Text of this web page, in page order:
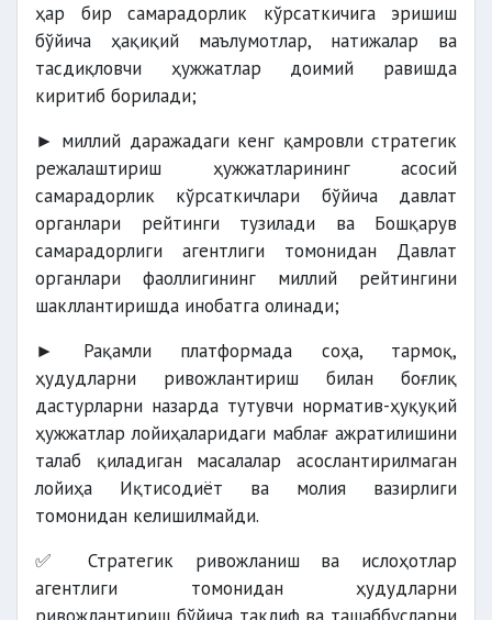
ҳар бир самарадорлик кўрсаткичига эришиш
бўйича ҳақиқий маълумотлар, натижалар ва
тасдиқловчи ҳужжатлар доимий равишда
киритиб борилади;
► миллий даражадаги кенг қамровли стратегик
режалаштириш ҳужжатларининг асосий
самарадорлик кўрсаткичлари бўйича давлат
органлари рейтинги тузилади ва Бошқарув
самарадорлиги агентлиги томонидан Давлат
органлари фаоллигининг миллий рейтингини
шакллантиришда инобатга олинади;
► Рақамли платформада соҳа, тармоқ,
ҳудудларни ривожлантириш билан боғлиқ
дастурларни назарда тутувчи норматив-ҳуқуқий
ҳужжатлар лойиҳаларидаги маблағ ажратилишини
талаб қиладиган масалалар асослантирилмаган
лойиҳа Иқтисодиёт ва молия вазирлиги
томонидан келишилмайди.
✅ Стратегик ривожланиш ва ислоҳотлар
агентлиги томонидан ҳудудларни